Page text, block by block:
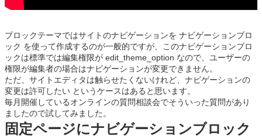
ブロックテーマではサイトのナビゲーションを ナビゲーションブロ
ック を使って作成するのが一般的ですが、このナビゲーションブロ
ックは標準では編集権限が edit_theme_option なので、ユーザーの
権限が編集者の場合はナビゲーションが変更できません。
ただ、サイトエディタは触らせたくないけれど、ナビゲーションの
変更は許可したい というケースはあると思います。
毎月開催しているオンラインの質問相談会でそういった質問があり
ましたので試してみました。
固定ページにナビゲーションブロック